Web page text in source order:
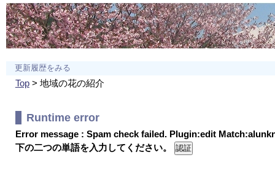
更新履歴をみる
Top> 地域の花の紹介
Runtime error
Error message : Spam check failed. Plugin:edit
下の二つの単語を入力してください。